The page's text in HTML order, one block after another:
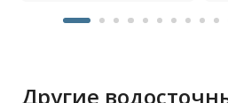
Другие